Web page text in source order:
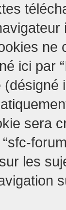
ne
ici par
sera
les